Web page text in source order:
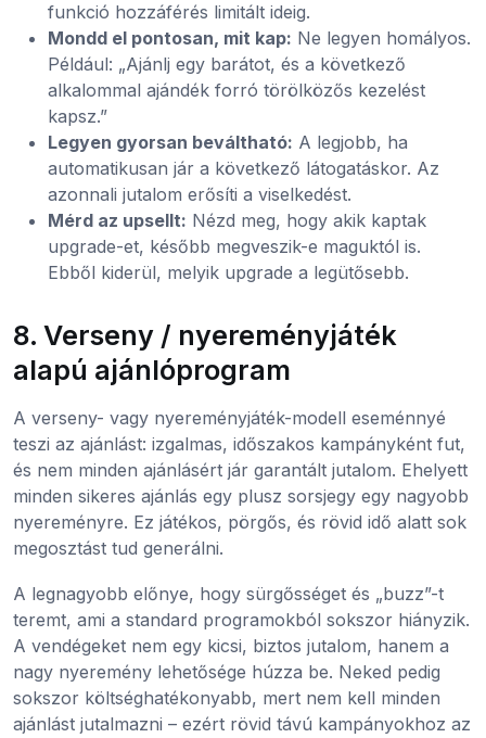
funkció hozzáférés limitált ideig.
Mondd el pontosan, mit kap: Ne legyen homályos.
Például: „Ajánlj egy barátot, és a következő
alkalommal ajándék forró törölközős kezelést
kapsz.”
Legyen gyorsan beváltható: A legjobb, ha
automatikusan jár a következő látogatáskor. Az
azonnali jutalom erősíti a viselkedést.
Mérd az upsellt: Nézd meg, hogy akik kaptak
upgrade-et, később megveszik-e maguktól is.
Ebből kiderül, melyik upgrade a legütősebb.
8. Verseny / nyereményjáték
alapú ajánlóprogram
A verseny- vagy nyereményjáték-modell eseménnyé
teszi az ajánlást: izgalmas, időszakos kampányként fut,
és nem minden ajánlásért jár garantált jutalom. Ehelyett
minden sikeres ajánlás egy plusz sorsjegy egy nagyobb
nyereményre. Ez játékos, pörgős, és rövid idő alatt sok
megosztást tud generálni.
A legnagyobb előnye, hogy sürgősséget és „buzz”-t
teremt, ami a standard programokból sokszor hiányzik.
A vendégeket nem egy kicsi, biztos jutalom, hanem a
nagy nyeremény lehetősége húzza be. Neked pedig
sokszor költséghatékonyabb, mert nem kell minden
ajánlást jutalmazni – ezért rövid távú kampányokhoz az